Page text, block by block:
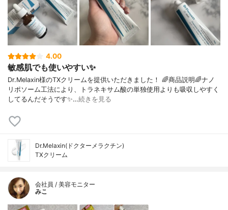
4.00
敏感肌でも使いやすい✨
Dr.Melaxin様のTXクリームを提供いただきました！ 🌈商品説明🌈ナノ
リポソーム工法により、トラネキサム酸の単独使用よりも吸収しやすく
してるんだそうです✨…続きを見る
Dr.Melaxin(ドクターメラクチン)
TXクリーム
会社員 / 美容モニター
みこ